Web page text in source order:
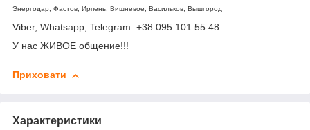
Энергодар, Фастов, Ирпень, Вишневое, Васильков, Вышгород
Viber, Whatsapp, Telegram: +38 095 101 55 48
У нас ЖИВОЕ общение!!!
Приховати
Характеристики